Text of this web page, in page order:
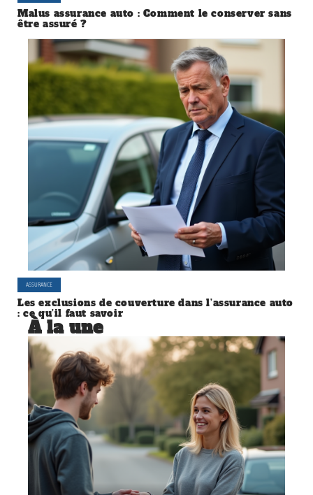
Malus assurance auto : Comment le conserver sans
être assuré ?
ASSURANCE
Les exclusions de couverture dans l’assurance auto
: ce qu’il faut savoir
À la une